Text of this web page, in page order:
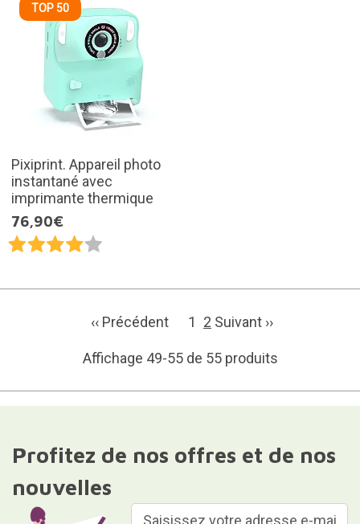
TOP 50
Pixiprint. Appareil photo
instantané avec
imprimante thermique
76,90€
‹‹ Précédent 1 2 Suivant ››
Affichage 49-55 de 55 produits
Profitez de nos offres et de nos
nouvelles